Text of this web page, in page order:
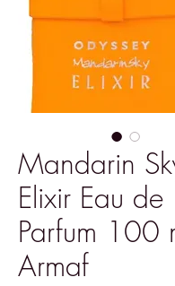
Mandarin
Elixir Eau de
Parfum 100
Armaf